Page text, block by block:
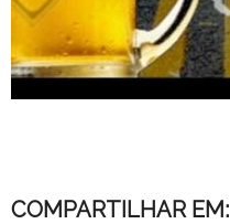
COMPARTILHAR EM: